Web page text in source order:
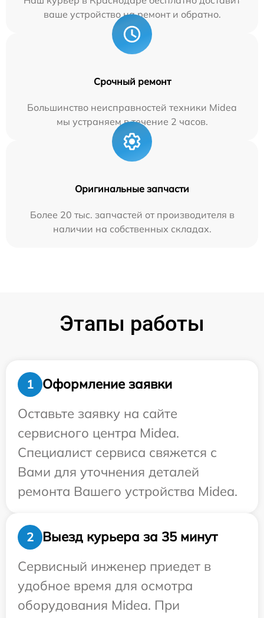
ваше устройство на ремонт и обратно.
Срочный ремонт
Большинство неисправностей техники Midea
мы устраняем в течение 2 часов.
Оригинальные запчасти
Более 20 тыс. запчастей от производителя в
наличии на собственных складах.
Этапы работы
1
Оформление заявки
Оставьте заявку на сайте
сервисного центра Midea.
Специалист сервиса свяжется с
Вами для уточнения деталей
ремонта Вашего устройства Midea.
2
Выезд курьера за 35 минут
Сервисный инженер приедет в
удобное время для осмотра
оборудования Midea. При